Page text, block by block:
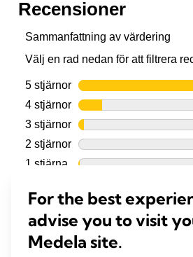
For the best
advise you to visit
Medela site.